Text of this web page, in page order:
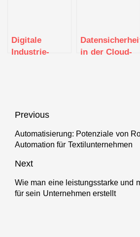
Digitale
Industrie-
Antworten auf
Datensicherheit
in der Cloud-
Beitragsnavigation
Previous
Previous
post:
Automatisierung: Potenziale von
Automation für Textilunternehmen
Next
Next
post:
Wie man eine leistungsstarke und
für sein Unternehmen erstellt